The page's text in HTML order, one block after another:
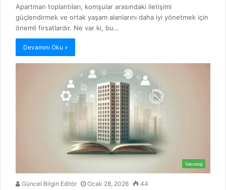
Apartman toplantıları, komşular arasındaki iletişimi
güçlendirmek ve ortak yaşam alanlarını daha iyi yönetmek için
önemli fırsatlardır. Ne var ki, bu…
Devamını Oku »
Teknoloji
Güncel Bilgin Editör Ocak 28, 2026 44